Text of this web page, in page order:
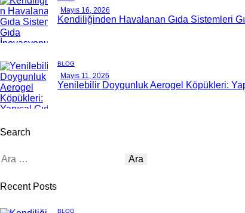
Mayıs 16, 2026
Kendiliğinden Havalanan Gıda Sistemleri
BLOG
Mayıs 11, 2026
Yenilebilir Doygunluk Aerogel Köpükleri:
Search
Recent Posts
BLOG